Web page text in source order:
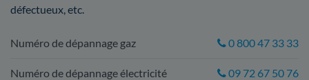
défectueux, etc.
Numéro de dépannage gaz 0 800 47 33 33
Numéro de dépannage électricité 09 72 67 50 76